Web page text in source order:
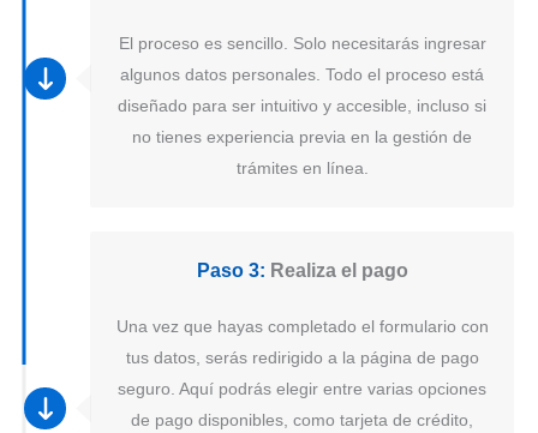
El proceso es sencillo. Solo necesitarás ingresar
algunos datos personales. Todo el proceso está
diseñado para ser intuitivo y accesible, incluso si
no tienes experiencia previa en la gestión de
trámites en línea.
Paso 3: Realiza el pago
Una vez que hayas completado el formulario con
tus datos, serás redirigido a la página de pago
seguro. Aquí podrás elegir entre varias opciones
de pago disponibles, como tarjeta de crédito,